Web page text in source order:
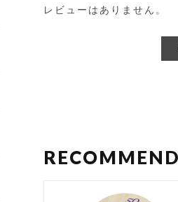
レビューはありません。